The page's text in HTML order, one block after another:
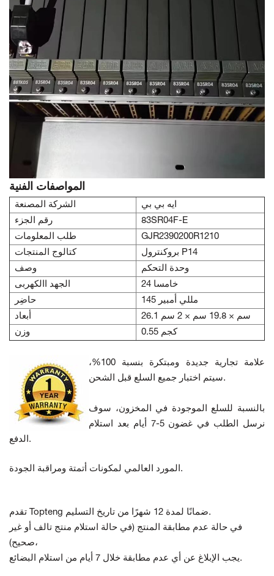
المواصفات الفنية
الشركة المصنعة
ايه بي بي
رقم الجزء
83SR04F-E
طلب المعلومات
GJR2390200R1210
كتالوج المنتجات
بروكنترول P14
وصف
وحدة التحكم
الجهد االكهربى
24 خامسا
حاضِر
145 مللي أمبير
أبعاد
26.1 سم × 19.8 سم × 2 سم
وزن
0.55 كجم
علامة تجارية جديدة ومبتكرة بنسبة 100%،
سيتم اختبار جميع السلع قبل الشحن.
بالنسبة للسلع الموجودة في المخزون، سوف
نرسل الطلب في غضون 5-7 أيام بعد استلام
الدفع.
المورد العالمي لمكونات أتمتة ومراقبة الجودة.
تقدم Topteng ضمانًا لمدة 12 شهرًا من تاريخ التسليم.
في حالة عدم مطابقة المنتج (في حالة استلام منتج تالف أو غير
صحيح)،
يجب الإبلاغ عن أي عدم مطابقة خلال 7 أيام من استلام البضائع.